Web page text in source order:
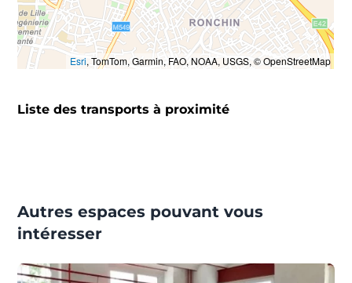
Esri, TomTom, Garmin, FAO, NOAA, USGS, © OpenStreetMap
Liste des transports à proximité
Autres espaces pouvant vous
intéresser